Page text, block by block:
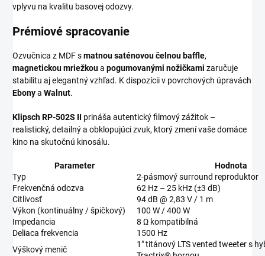
vplyvu na kvalitu basovej odozvy.
Prémiové spracovanie
Ozvučnica z MDF smatnou saténovou čelnou baffle,
magnetickou mriežkoua pogumovanými nožičkami zaručuje
stabilitu aj elegantný vzhľad. K dispozícii v povrchových úpravách
Ebonya Walnut.
Klipsch RP-502S II prináša autentický filmový zážitok –
realistický, detailný a obklopujúci zvuk, ktorý zmení vaše domáce
kino na skutočnú kinosálu.
Parameter
Hodnota
Typ
2-pásmový surround reproduktor
Frekvenčná odozva
62 Hz – 25 kHz (±3 dB)
Citlivosť
94 dB @ 2,83 V / 1 m
Výkon (kontinuálny / špičkový)
100 W / 400 W
Impedancia
8 Ω kompatibilná
Deliaca frekvencia
1500 Hz
Výškový menič
1″ titánový LTS vented tweeter s